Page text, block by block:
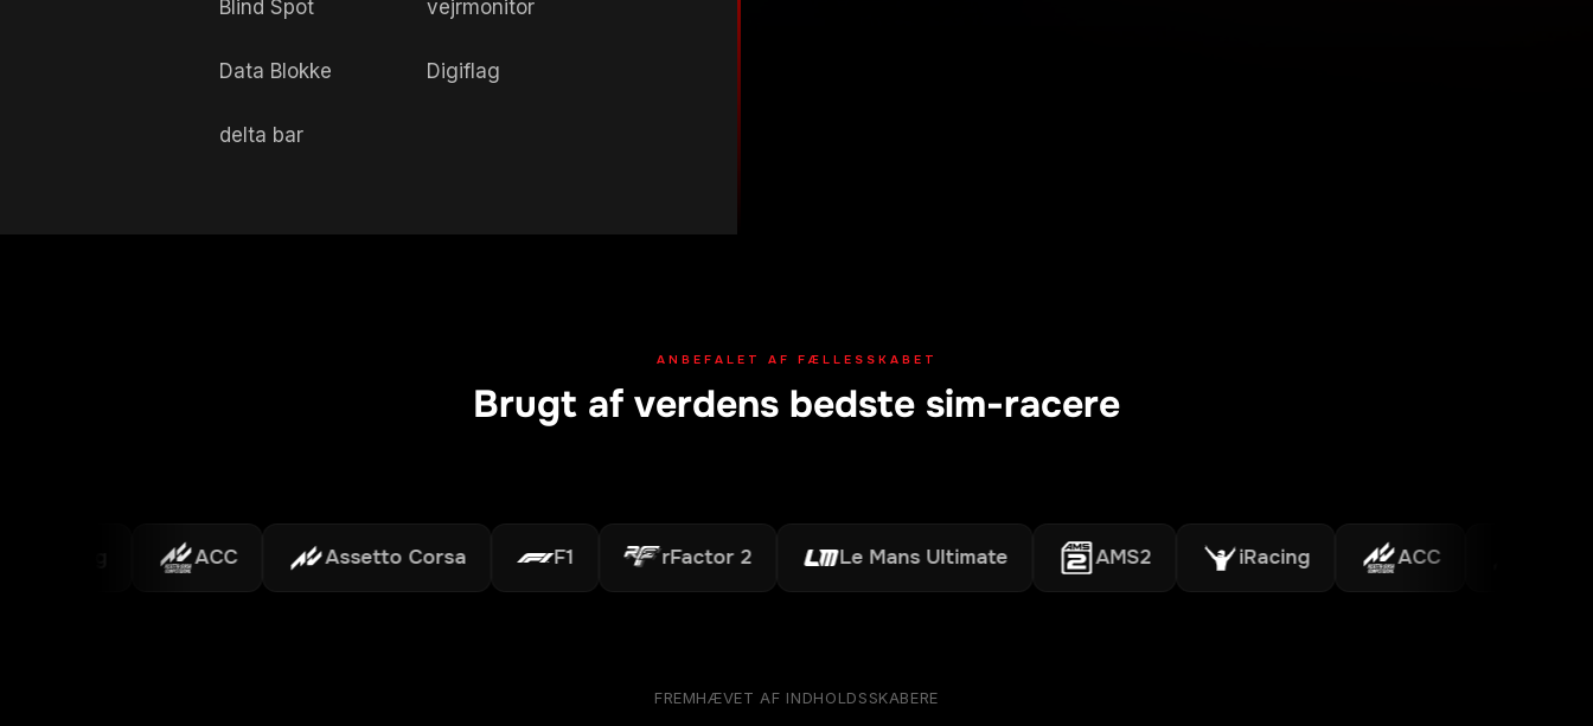
Blind Spot
Data Blokke
delta bar
vejrmonitor
Digiflag
ANBEFALET AF FÆLLESSKABET
Brugt af verdens bedste sim-racere
ACC Assetto Corsa rFactor 2 Le Mans Ultimate AMS2 iRacing ACC
FREMHÆVET AF INDHOLDSSKABERE